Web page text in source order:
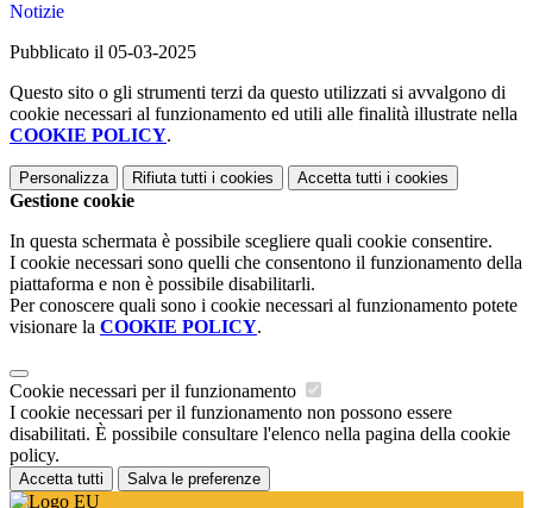
Notizie
Pubblicato il 05-03-2025
Questo sito o gli strumenti terzi da questo utilizzati si avvalgono di
cookie necessari al funzionamento ed utili alle finalità illustrate nella
COOKIE POLICY.
Personalizza Rifiuta tutti i cookies Accetta tutti i cookies
Gestione cookie
In questa schermata è possibile scegliere quali cookie consentire.
I cookie necessari sono quelli che consentono il funzionamento della
piattaforma e non è possibile disabilitarli.
Per conoscere quali sono i cookie necessari al funzionamento potete
visionare la COOKIE POLICY.
Cookie necessari per il funzionamento
I cookie necessari per il funzionamento non possono essere
disabilitati. È possibile consultare l'elenco nella pagina della cookie
policy.
Accetta tutti Salva le preferenze